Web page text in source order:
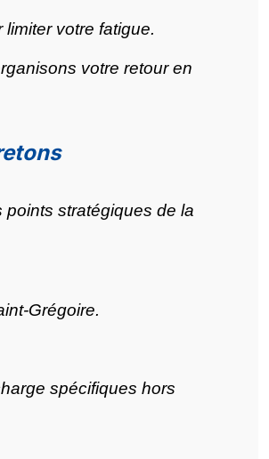
votre fatigue.
votre retour en
stratégiques de la
Grégoire.
spécifiques hors